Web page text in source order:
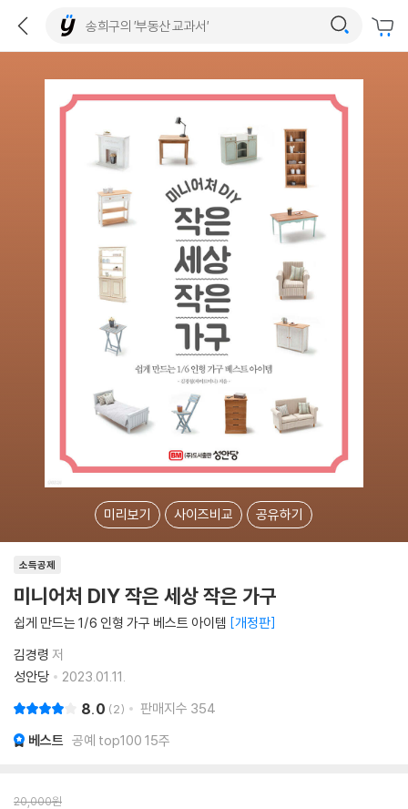
미리보기 사이즈비교 공유하기
소득공제
미니어처 DIY 작은 세상 작은 가구
쉽게 만드는 1/6 인형 가구 베스트 아이템 개정판
김경령 저
성안당
2023.01.11.
8.0 2 판매지수 354
베스트 공예 top100 15주
20,000원